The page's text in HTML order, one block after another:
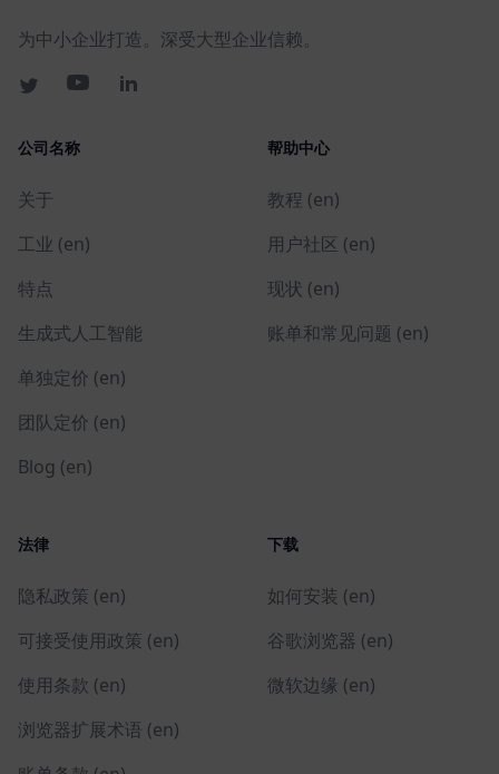
为中小企业打造。深受大型企业信赖。
公司名称
关于
工业 (en)
特点
生成式人工智能
单独定价 (en)
团队定价 (en)
Blog (en)
帮助中心
教程 (en)
用户社区 (en)
现状 (en)
账单和常见问题 (en)
法律
隐私政策 (en)
可接受使用政策 (en)
使用条款 (en)
浏览器扩展术语 (en)
下载
如何安装 (en)
谷歌浏览器 (en)
微软边缘 (en)